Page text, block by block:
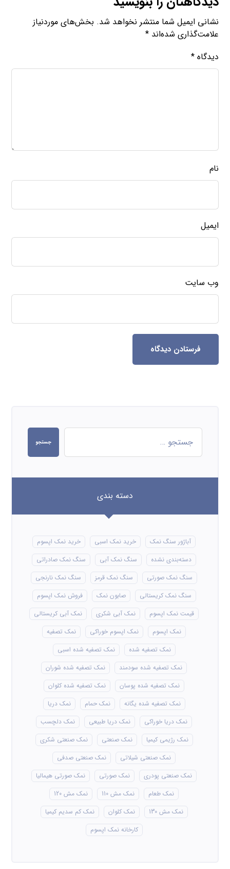
نشانی ایمیل شما منتشر نخواهد شد. بخش‌های موردنیاز
علامت‌گذاری شده‌اند*
دیدگاه*
نام
ایمیل
وب‌ سایت
فرستادن دیدگاه
جستجو
دسته بندی
آباژور سنگ نمک خرید نمک اسبی
خرید نمک اپسوم
دسته‌بندی نشده
سنگ نمک آبی
سنگ نمک صادراتی
سنگ نمک صورتی
سنگ نمک قرمز
سنگ نمک نارنجی
سنگ نمک کریستالی
صابون نمک
فروش نمک اپسوم
قیمت نمک اپسوم
نمک آبی شکری
نمک آبی کریستالی
نمک اپسوم
نمک اپسوم خوراکی
نمک تصفیه
نمک تصفیه شده
نمک تصفیه شده اسبی
نمک تصفیه شده سودمند
نمک تصفیه شده شوران
نمک تصفیه شده پوسان
نمک تصفیه شده کلوان
نمک تصفیه شده یگانه
نمک حمام
نمک دریا
نمک دریا خوراکی
نمک دریا طبیعی
نمک دلچسب
نمک رژیمی کیمیا
نمک صنعتی
نمک صنعتی شکری
نمک صنعتی شیلاتی
نمک صنعتی صدفی
نمک صنعتی پودری
نمک صورتی
نمک صورتی هیمالیا
نمک طعام
نمک مش 110
نمک مش 120
نمک مش 130
نمک کلوان
نمک کم سدیم کیمیا
کارخانه نمک اپسوم